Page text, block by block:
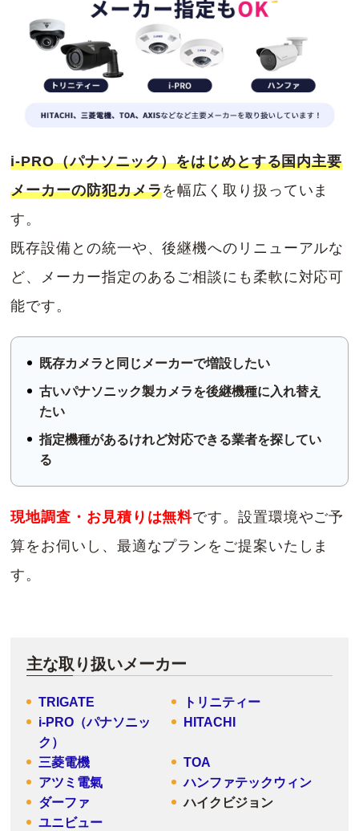
i-PRO（パナソニック）をはじめとする国内主要
メーカーの防犯カメラを幅広く取り扱っていま
す。
既存設備との統一や、後継機へのリニューアルな
ど、メーカー指定のあるご相談にも柔軟に対応可
能です。
既存カメラと同じメーカーで増設したい
古いパナソニック製カメラを後継機種に入れ替え
たい
指定機種があるけれど対応できる業者を探してい
る
現地調査・お見積りは無料です。設置環境やご予
算をお伺いし、最適なプランをご提案いたしま
す。
主な取り扱いメーカー
TRIGATE
トリニティー
i-PRO（パナソニッ
ク）
HITACHI
三菱電機
TOA
アツミ電氣
ハンファテックウィン
ダーファ
ハイクビジョン
ユニビュー